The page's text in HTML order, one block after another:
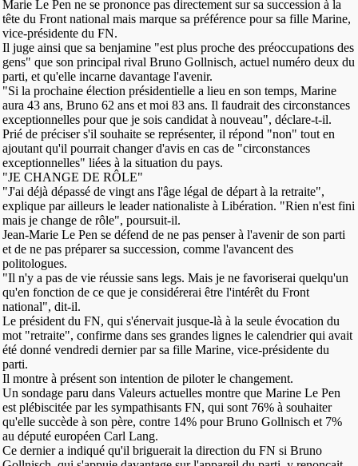
Marie Le Pen ne se prononce pas directement sur sa succession à la
tête du Front national mais marque sa préférence pour sa fille Marine,
vice-présidente du FN.
Il juge ainsi que sa benjamine "est plus proche des préoccupations des
gens" que son principal rival Bruno Gollnisch, actuel numéro deux du
parti, et qu'elle incarne davantage l'avenir.
"Si la prochaine élection présidentielle a lieu en son temps, Marine
aura 43 ans, Bruno 62 ans et moi 83 ans. Il faudrait des circonstances
exceptionnelles pour que je sois candidat à nouveau", déclare-t-il.
Prié de préciser s'il souhaite se représenter, il répond "non" tout en
ajoutant qu'il pourrait changer d'avis en cas de "circonstances
exceptionnelles" liées à la situation du pays.
"JE CHANGE DE RÔLE"
"J'ai déjà dépassé de vingt ans l'âge légal de départ à la retraite",
explique par ailleurs le leader nationaliste à Libération. "Rien n'est fini
mais je change de rôle", poursuit-il.
Jean-Marie Le Pen se défend de ne pas penser à l'avenir de son parti
et de ne pas préparer sa succession, comme l'avancent des
politologues.
"Il n'y a pas de vie réussie sans legs. Mais je ne favoriserai quelqu'un
qu'en fonction de ce que je considérerai être l'intérêt du Front
national", dit-il.
Le président du FN, qui s'énervait jusque-là à la seule évocation du
mot "retraite", confirme dans ses grandes lignes le calendrier qui avait
été donné vendredi dernier par sa fille Marine, vice-présidente du
parti.
Il montre à présent son intention de piloter le changement.
Un sondage paru dans Valeurs actuelles montre que Marine Le Pen
est plébiscitée par les sympathisants FN, qui sont 76% à souhaiter
qu'elle succède à son père, contre 14% pour Bruno Gollnisch et 7%
au député européen Carl Lang.
Ce dernier a indiqué qu'il briguerait la direction du FN si Bruno